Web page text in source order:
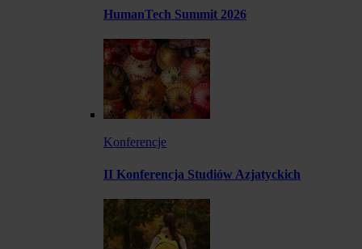
HumanTech Summit 2026
Konferencje
II Konferencja Studiów Azjatyckich